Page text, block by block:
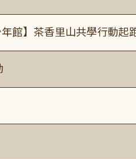
館】茶香里山共學行動起